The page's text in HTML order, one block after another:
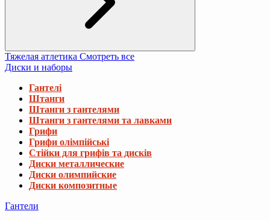
Тяжелая атлетика Смотреть все
Диски и наборы
Гантелі
Штанги
Штанги з гантелями
Штанги з гантелями та лавками
Грифи
Грифи олімпійські
Стійки для грифів та дисків
Диски металлические
Диски олимпийские
Диски композитные
Гантели